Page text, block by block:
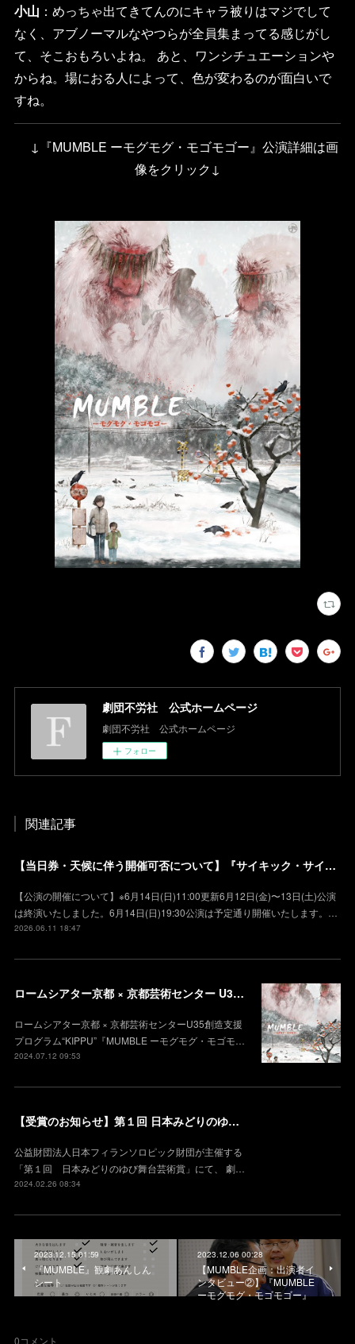
小山 ：めっちゃ出てきてんのにキャラ被りはマジでして
なく、アブノーマルなやつらが全員集まってる感じがし
て、そこおもろいよね。 あと、ワンシチュエーションや
からね。場におる人によって、色が変わるのが面白いで
すね。
↓『MUMBLE ーモグモグ・モゴモゴー』公演詳細は画
像をクリック↓
劇団不労社 公式ホームページ
劇団不労社 公式ホームページ
フォロー
関連記事
【当日券・天候に伴う開催可否について】『サイキック・サイファー』京都公演
【公演の開催について】※6月14日(日)11:00更新6月12日(金)〜13日(土)公演
は終演いたしました。6月14日(日)19:30公演は予定通り開催いたします。…
2026.06.11 18:47
ロームシアター京都 × 京都芸術センター U35創造⽀援プログラム“KIPPU”『MUMBLE ーモグモグ・モゴモゴー』
ロームシアター京都 × 京都芸術センターU35創造⽀援
プログラム“KIPPU”『MUMBLE ーモグモグ・モゴモ…
2024.07.12 09:53
【受賞のお知らせ】第１回 日本みどりのゆび舞台芸術賞 HOPE賞
公益財団法人日本フィランソロピック財団が主催する
「第１回 日本みどりのゆび舞台芸術賞」にて、 劇…
2024.02.26 08:34
2023.12.15 01:59
『MUMBLE』観劇あんしん
シート
2023.12.06 00:28
【MUMBLE企画：出演者イ
ンタビュー②】『MUMBLE
ーモグモグ・モゴモゴー』
0コメント